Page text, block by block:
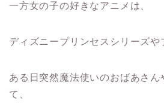
一方女の子の好きなアニメは、
ディズニープリンセスシリーズや
ある日突然魔法使いのおばあさん
て、